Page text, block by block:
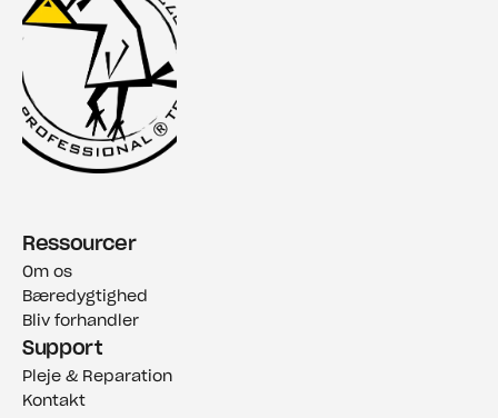
Ressourcer
Om os
Bæredygtighed
Bliv forhandler
Support
Pleje & Reparation
Kontakt